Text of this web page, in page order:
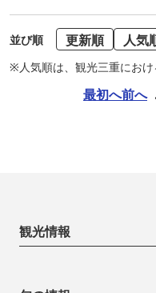
並び順 更新順 人気
※人気順は、観光三重にお
最初へ前へ
観光情報